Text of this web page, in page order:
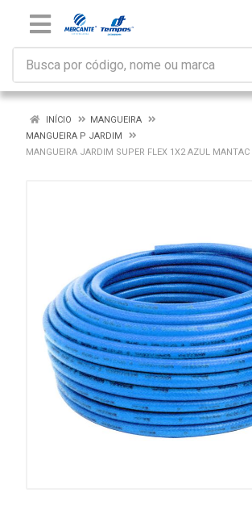
INÍCIO
MANGUEIRA
MANGUEIRA P JARDIM
MANGUEIRA JARDIM SUPER FLEX 1X2 AZUL MANTAC